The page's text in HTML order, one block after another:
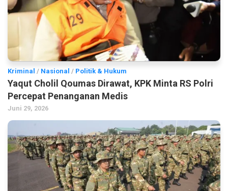
Kriminal / Nasional / Politik & Hukum
Yaqut Cholil Qoumas Dirawat, KPK Minta RS Polri
Percepat Penanganan Medis
Juni 29, 2026